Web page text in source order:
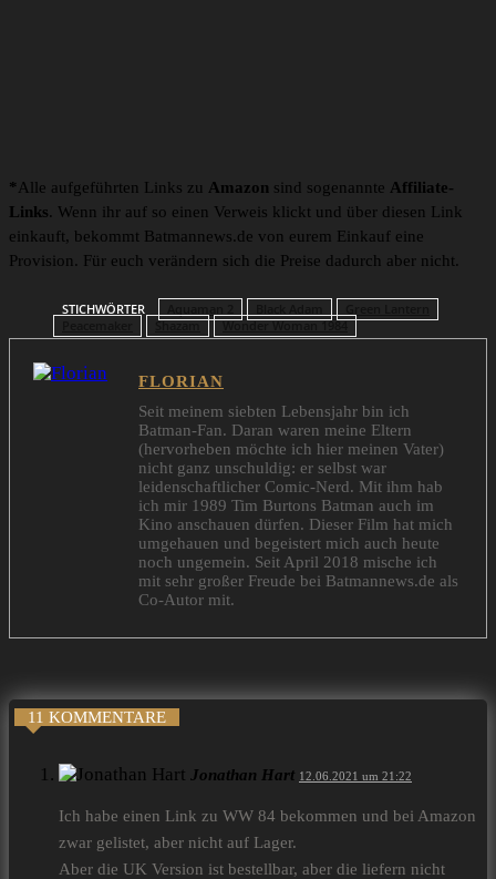
* Alle aufgeführten Links zu Amazon sind sogenannte Affiliate-
Links. Wenn ihr auf so einen Verweis klickt und über diesen Link
einkauft, bekommt Batmannews.de von eurem Einkauf eine
Provision. Für euch verändern sich die Preise dadurch aber nicht.
STICHWÖRTER
Shazam Wonder Woman 1984
FLORIAN
Seit meinem siebten Lebensjahr bin ich
Batman-Fan. Daran waren meine Eltern
(hervorheben möchte ich hier meinen Vater)
nicht ganz unschuldig: er selbst war
leidenschaftlicher Comic-Nerd. Mit ihm hab
ich mir 1989 Tim Burtons Batman auch im
Kino anschauen dürfen. Dieser Film hat mich
umgehauen und begeistert mich auch heute
noch ungemein. Seit April 2018 mische ich
mit sehr großer Freude bei Batmannews.de als
Co-Autor mit.
11 KOMMENTARE
Jonathan Hart 12.06.2021 um 21:22
Ich habe einen Link zu WW 84 bekommen und bei Amazon
zwar gelistet, aber nicht auf Lager.
Aber die UK Version ist bestellbar, aber die liefern nicht